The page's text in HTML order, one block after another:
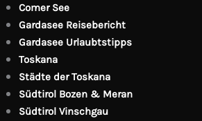
Comer See
Gardasee Reisebericht
Gardasee Urlaubtstipps
Toskana
Städte der Toskana
Südtirol Bozen & Meran
Südtirol Vinschgau